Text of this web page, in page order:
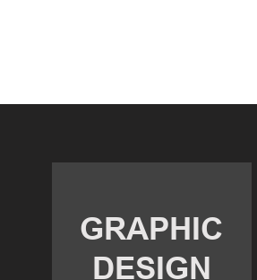
GRAPHIC
​DESIGN